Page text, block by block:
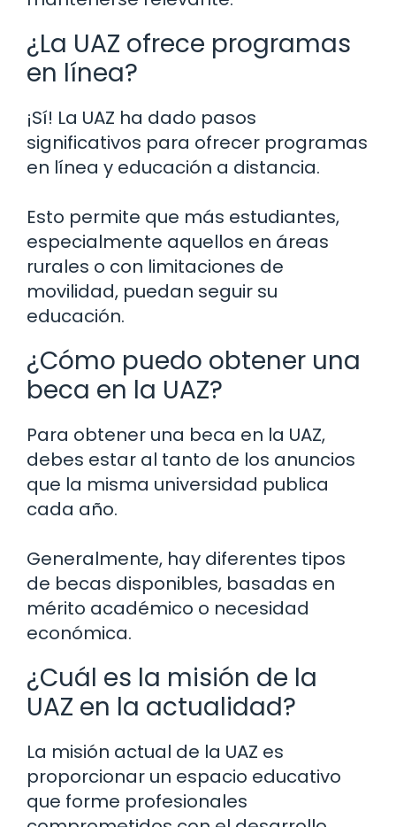
¿La UAZ ofrece programas
en línea?
¡Sí! La UAZ ha dado pasos
significativos para ofrecer programas
en línea y educación a distancia.
Esto permite que más estudiantes,
especialmente aquellos en áreas
rurales o con limitaciones de
movilidad, puedan seguir su
educación.
¿Cómo puedo obtener una
beca en la UAZ?
Para obtener una beca en la UAZ,
debes estar al tanto de los anuncios
que la misma universidad publica
cada año.
Generalmente, hay diferentes tipos
de becas disponibles, basadas en
mérito académico o necesidad
económica.
¿Cuál es la misión de la
UAZ en la actualidad?
La misión actual de la UAZ es
proporcionar un espacio educativo
que forme profesionales